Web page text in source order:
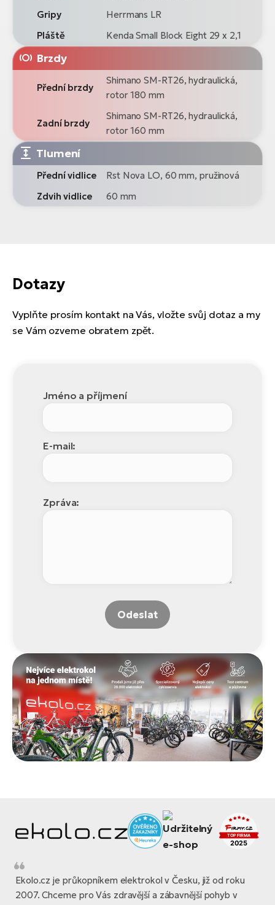
Gripy
Herrmans LR
Pláště
Kenda Small Block Eight 29 x 2,1
Brzdy
Přední brzdy
Shimano SM-RT26, hydraulická,
rotor 180 mm
Zadní brzdy
Shimano SM-RT26, hydraulická,
rotor 160 mm
Tlumení
Přední vidlice
Rst Nova LO, 60 mm, pružinová
Zdvih vidlice
60 mm
Dotazy
Vyplňte prosím kontakt na Vás, vložte svůj dotaz a my
se Vám ozveme obratem zpět.
Jméno a příjmení
E-mail:
Zpráva:
Odeslat
Ekolo.cz je průkopníkem elektrokol v Česku, již od roku
2007. Chceme pro Vás zdravější a zábavnější pohyb v